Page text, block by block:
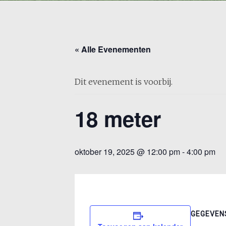
« Alle Evenementen
Dit evenement is voorbij.
18 meter
oktober 19, 2025 @ 12:00 pm-4:00 pm